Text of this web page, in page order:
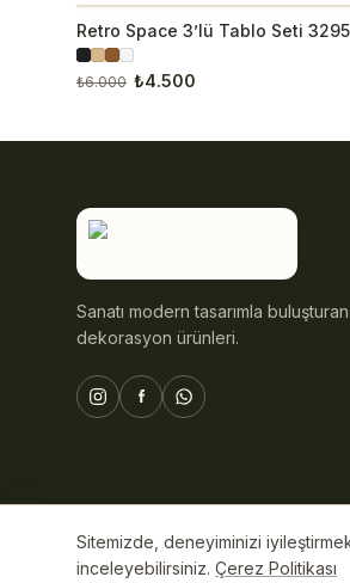
İNDIRIM
Retro Space 3’lü Tablo Seti 3295
₺6.000 ₺4.500
Sanatı modern tasarımla
dekorasyon ürünleri.
© 2026 ByAli Home. Tüm hakları saklıdır.
Sitemizde, deneyiminizi
inceleyebilirsiniz. Çerez Politikası